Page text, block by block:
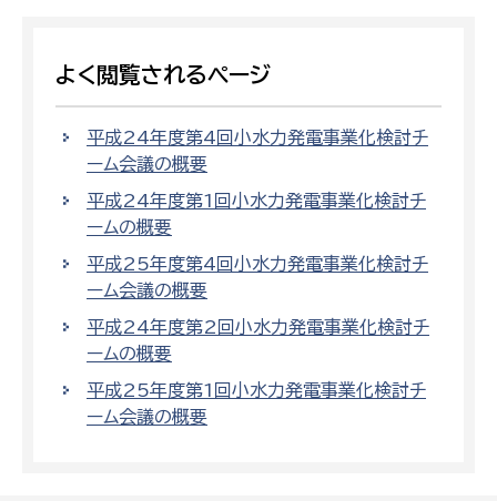
よく閲覧されるページ
平成24年度第4回小水力発電事業化検討チ
ーム会議の概要
平成24年度第1回小水力発電事業化検討チ
ームの概要
平成25年度第4回小水力発電事業化検討チ
ーム会議の概要
平成24年度第2回小水力発電事業化検討チ
ームの概要
平成25年度第1回小水力発電事業化検討チ
ーム会議の概要